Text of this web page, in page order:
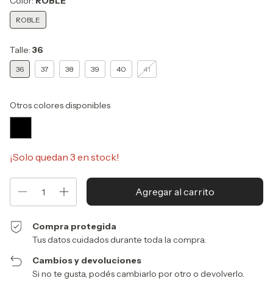
ROBLE
Talle: 36
36 37 38 39 40 41
Otros colores disponibles
¡Solo quedan 3 en stock!
Compra protegida
Tus datos cuidados durante toda la compra.
Cambios y devoluciones
Si no te gusta, podés cambiarlo por otro o devolverlo.